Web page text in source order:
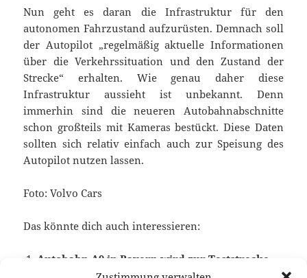
Nun geht es daran die Infrastruktur für den
autonomen Fahrzustand aufzurüsten. Demnach soll
der Autopilot „regelmäßig aktuelle Informationen
über die Verkehrssituation und den Zustand der
Strecke“ erhalten. Wie genau daher diese
Infrastruktur aussieht ist unbekannt. Denn
immerhin sind die neueren Autobahnabschnitte
schon großteils mit Kameras bestückt. Diese Daten
sollten sich relativ einfach auch zur Speisung des
Autopilot nutzen lassen.
Foto: Volvo Cars
Das könnte dich auch interessieren:
Autobahn A9 in Bayern wird zur Teststrecke
für Autonomes Fahren